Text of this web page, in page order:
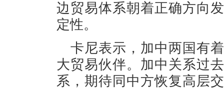
边贸易体系朝着正确方向
定性。
卡尼表示，加中两国有
大贸易伙伴。加中关系过
系，期待同中方恢复高层